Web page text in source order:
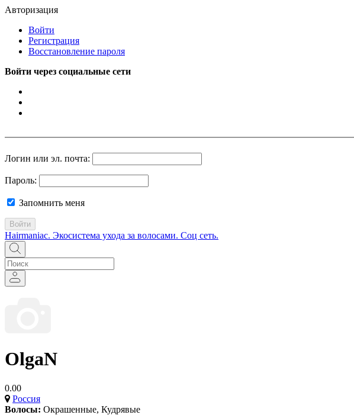
Авторизация
Войти
Регистрация
Восстановление пароля
Войти через социальные сети
Логин или эл. почта:
Пароль:
Запомнить меня
Войти
Hairmaniac. Экосистема ухода за волосами. Соц сеть.
OlgaN
0.00
Россия
Волосы: Окрашенные, Кудрявые